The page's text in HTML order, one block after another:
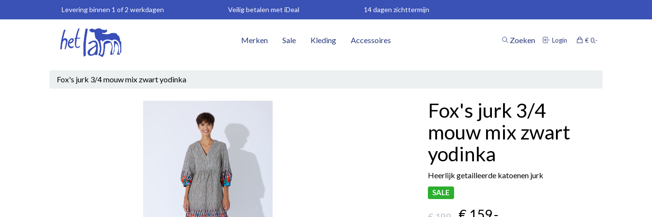
Levering binnen 1 of 2 werkdagen Veilig betalen met iDeal 14 dagen zichttermijn
Merken Sale Kleding Accessoires Zoeken Login € 0,-
Uw winkelwagen is leeg.
Vul hem met producten.
Fox's jurk 3/4 mouw mix zwart yodinka
Fox's jurk 3/4
mouw mix zwart
yodinka
Heerlijk getailleerde katoenen jurk
SALE